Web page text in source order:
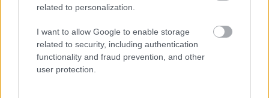
related to personalization.
I want to allow Google to enable storage
related to security, including authentication
functionality and fraud prevention, and other
user protection.